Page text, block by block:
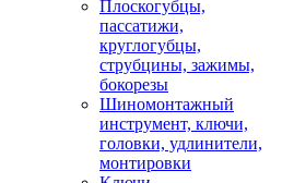
Плоскогубцы,
пассатижи,
круглогубцы,
струбцины, зажимы,
бокорезы
Шиномонтажный
инструмент, ключи,
головки, удлинители,
монтировки